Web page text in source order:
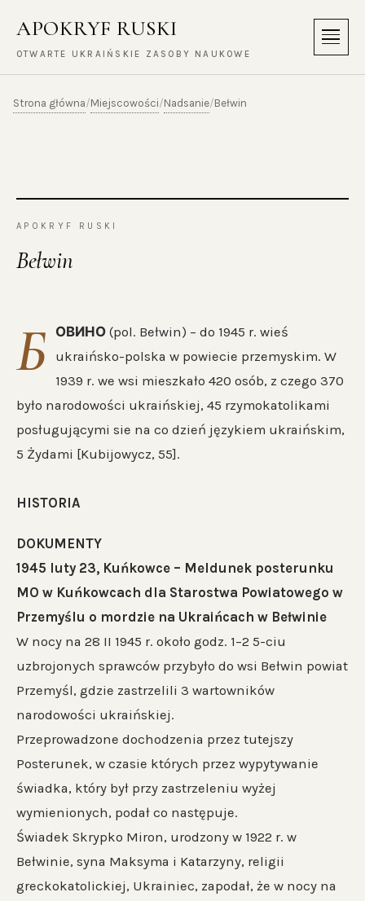
APOKRYF RUSKI
OTWARTE UKRAIŃSKIE ZASOBY NAUKOWE
Menu
Strona główna/Miejscowości/Nadsanie/Bełwin
APOKRYF RUSKI
Bełwin
Б ОВИНО(pol. Bełwin) – do 1945 r. wieś
ukraińsko-polska w powiecie przemyskim. W
1939 r. we wsi mieszkało 420 osób, z czego 370
było narodowości ukraińskiej, 45 rzymokatolikami
posługującymi sie na co dzień językiem ukraińskim,
5 Żydami [Kubijowycz, 55].
HISTORIA
DOKUMENTY
1945 luty 23, Kuńkowce – Meldunek posterunku
MO w Kuńkowcach dla Starostwa Powiatowego w
Przemyślu o mordzie na Ukraińcach w Bełwinie
W nocy na 28 II 1945 r. około godz. 1–2 5-ciu
uzbrojonych sprawców przybyło do wsi Bełwin powiat
Przemyśl, gdzie zastrzelili 3 wartowników
narodowości ukraińskiej.
Przeprowadzone dochodzenia przez tutejszy
Posterunek, w czasie których przez wypytywanie
świadka, który był przy zastrzeleniu wyżej
wymienionych, podał co następuje.
Świadek Skrypko Miron, urodzony w 1922 r. w
Bełwinie, syna Maksyma i Katarzyny, religii
greckokatolickiej, Ukrainiec, zapodał, że w nocy na